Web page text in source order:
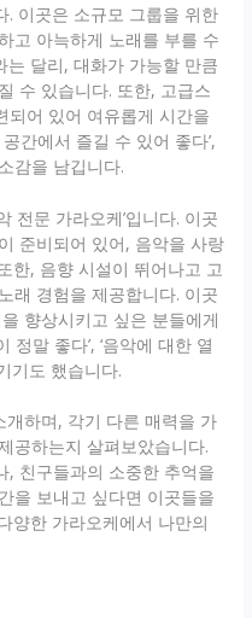
. 이곳은 소규모 그룹을 위한
고 아늑하게 노래를 부를 수
는 달리, 대화가 가능할 만큼
수 있습니다. 또한, 고급스
되어 있어 여유롭게 시간을
간에서 즐길 수 있어 좋다’,
감을 남깁니다.
전문 가라오케’입니다. 이곳
준비되어 있어, 음악을 사랑
한, 음향 시설이 뛰어나고 고
래 경험을 제공합니다. 이곳
향상시키고 싶은 분들에게
정말 좋다’, ‘음악에 대한 열
기도 했습니다.
하며, 각기 다른 매력을 가
공하는지 살펴보았습니다.
, 친구들과의 소중한 추억을
을 보내고 싶다면 이곳들을
양한 가라오케에서 나만의